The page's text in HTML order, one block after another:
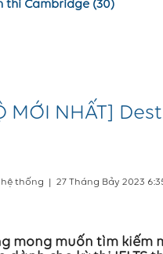
thi Cambridge (30)
MỚI NHẤT]
thống | 27 Tháng Bảy 2023
mong muốn tìm kiếm